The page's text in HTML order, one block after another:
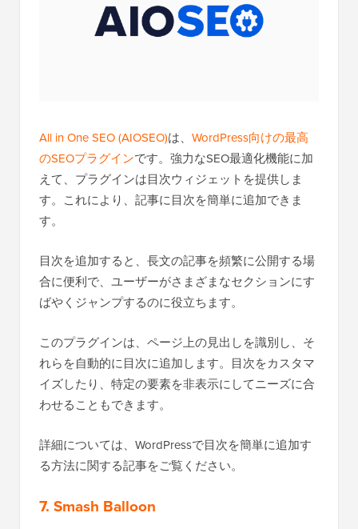
All in One SEO (AIOSEO)は、 WordPress向けの最高
のSEOプラグインです。強力なSEO最適化機能に加
えて、プラグインは目次ウィジェットを提供しま
す。これにより、記事に目次を簡単に追加できま
す。
目次を追加すると、長文の記事を頻繁に公開する場
合に便利で、ユーザーがさまざまなセクションにす
ばやくジャンプするのに役立ちます。
このプラグインは、ページ上の見出しを識別し、そ
れらを自動的に目次に追加します。目次をカスタマ
イズしたり、特定の要素を非表示にしてニーズに合
わせることもできます。
詳細については、WordPressで目次を簡単に追加す
る方法に関する記事をご覧ください。
7. Smash Balloon